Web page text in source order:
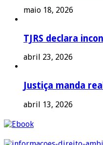
maio 18, 2026
TJRS declara
abril 23, 2026
Justiça manda
abril 13, 2026